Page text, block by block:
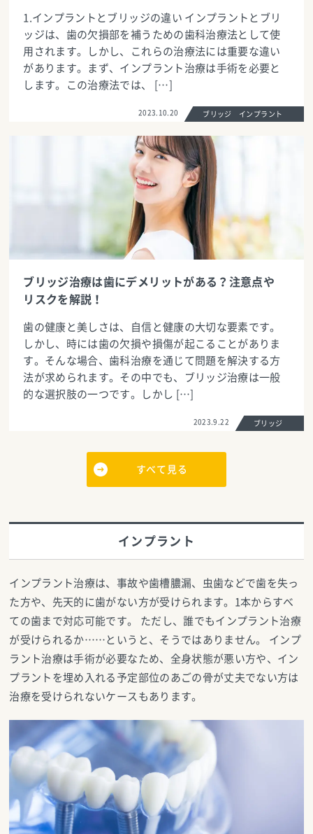
1.インプラントとブリッジの違い インプラントとブリ
ッジは、歯の欠損部を補うための歯科治療法として使
用されます。しかし、これらの治療法には重要な違い
があります。まず、インプラント治療は手術を必要と
します。この治療法では、 […]
2023.10.20 ブリッジ インプラント
ブリッジ治療は歯にデメリットがある？注意点や
リスクを解説！
歯の健康と美しさは、自信と健康の大切な要素です。
しかし、時には歯の欠損や損傷が起こることがありま
す。そんな場合、歯科治療を通じて問題を解決する方
法が求められます。その中でも、ブリッジ治療は一般
的な選択肢の一つです。しかし […]
2023.9.22 ブリッジ
すべて見る
インプラント
インプラント治療は、事故や歯槽膿漏、虫歯などで歯を失っ
た方や、先天的に歯がない方が受けられます。1本からすべ
ての歯まで対応可能です。 ただし、誰でもインプラント治療
が受けられるか……というと、そうではありません。 インプ
ラント治療は手術が必要なため、全身状態が悪い方や、イン
プラントを埋め入れる予定部位のあごの骨が丈夫でない方は
治療を受けられないケースもあります。